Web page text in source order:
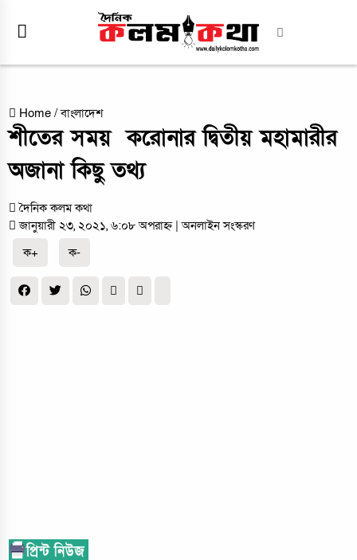
Home /বাংলাদেশ
শীতের সময় করোনার দ্বিতীয় মহামারীর
অজানা কিছু তথ্য
দৈনিক কলম কথা
জানুয়ারী ২৩, ২০২১, ৬:০৮ অপরাহ্ন | অনলাইন সংস্করণ
ক+
ক-